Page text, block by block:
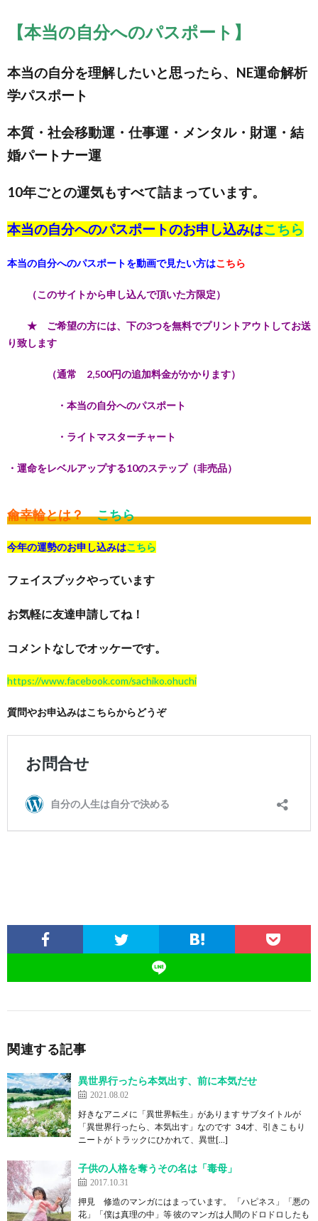
【本当の自分へのパスポート】
本当の自分を理解したいと思ったら、NE運命解析
学パスポート
本質・社会移動運・仕事運・メンタル・財運・結
婚パートナー運
10年ごとの運気もすべて詰まっています。
本当の自分へのパスポートのお申し込みはこちら
本当の自分へのパスポートを動画で見たい方はこちら
（このサイトから申し込んで頂いた方限定）
★ ご希望の方には、下の3つを無料でプリントアウトしてお送
り致します
（通常 2,500円の追加料金がかかります）
・本当の自分へのパスポート
・ライトマスターチャート
・運命をレベルアップする10のステップ（非売品）
龠幸輪とは？ こちら
今年の運勢のお申し込みはこちら
フェイスブックやっています
お気軽に友達申請してね！
コメントなしでオッケーです。
https://www.facebook.com/sachiko.ohuchi
質問やお申込みはこちらからどうぞ
関連する記事
異世界行ったら本気出す、前に本気だせ
2021.08.02
好きなアニメに「異世界転生」があります サブタイトルが
「異世界行ったら、本気出す」なのです 34才、引きこもり
ニートが トラックにひかれて、異世[…]
子供の人格を奪うその名は「毒母」
2017.10.31
押見 修造のマンガにはまっています。 「ハピネス」「悪の
花」「僕は真理の中」等 彼のマンガは人間のドロドロしたも